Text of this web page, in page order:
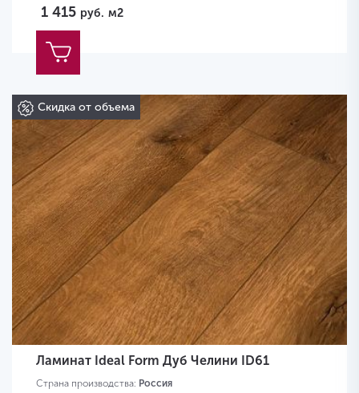
1 415 руб. м2
Скидка от объема
Ламинат Ideal Form Дуб Челини ID61
Страна производства: Россия